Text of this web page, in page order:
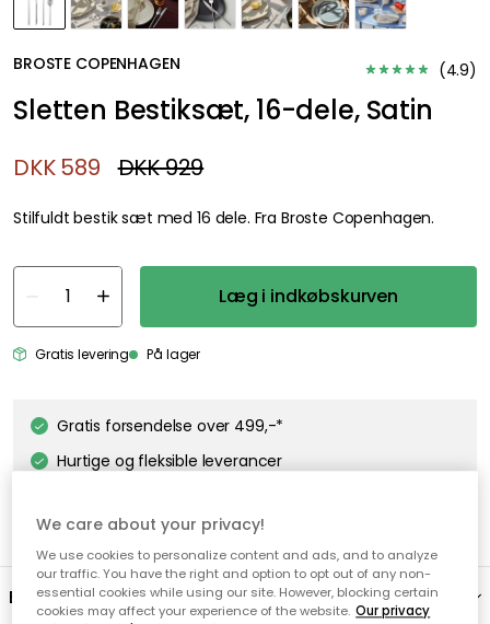
BROSTE COPENHAGEN (4.9)
Sletten Bestiksæt, 16-dele, Satin
DKK 589 DKK 929
Stilfuldt bestik sæt med 16 dele. Fra Broste Copenhagen.
Læg i indkøbskurven
Gratis levering På lager
Gratis forsendelse over 499,-*
Hurtige og fleksible leverancer
Beskrivelse
We care about your privacy!
We use cookies to personalize content and ads, and to analyze
our traffic. You have the right and option to opt out of any non-
essential cookies while using our site. However, blocking certain
cookies may affect your experience of the website. Our privacy